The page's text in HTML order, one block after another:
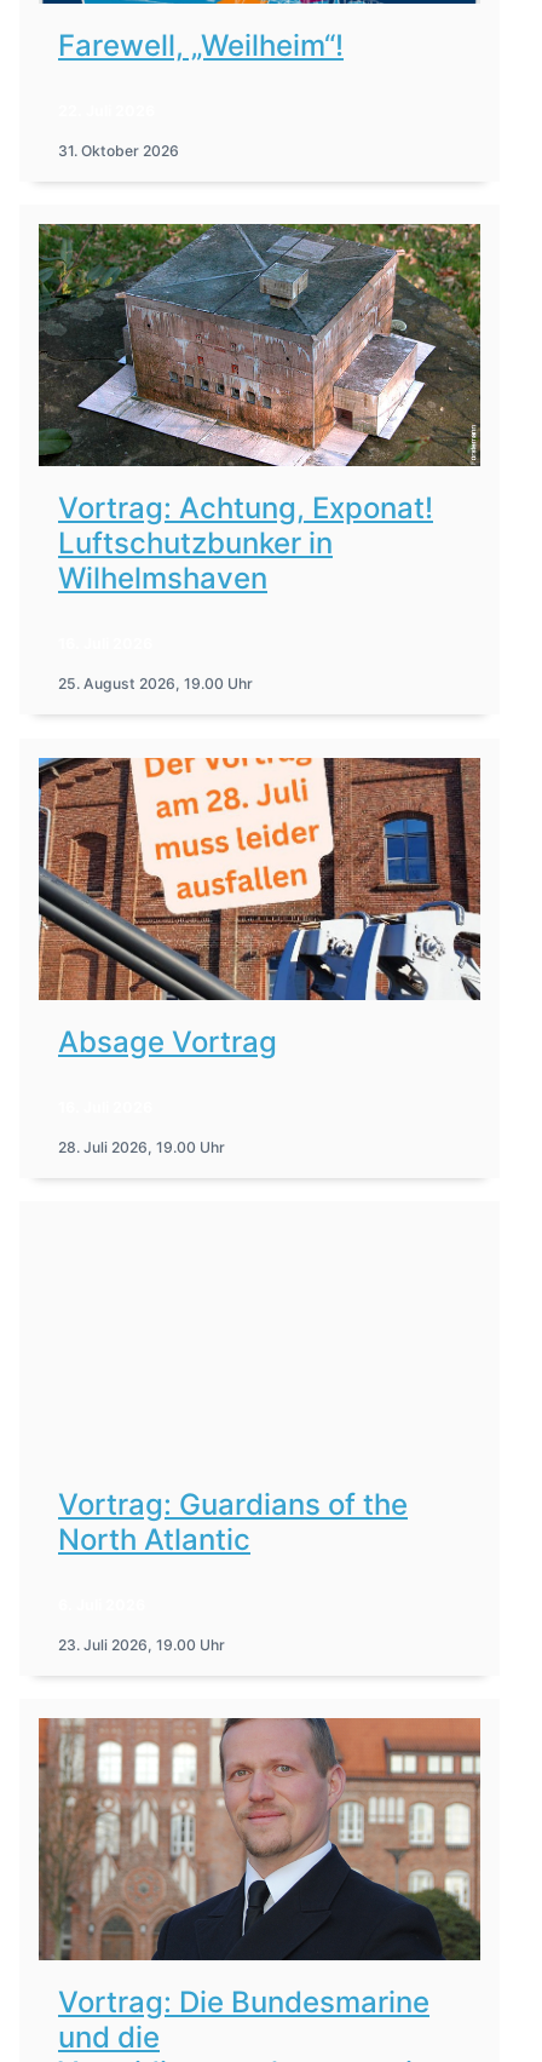
Farewell, „Weilheim“!
31. Oktober 2026
Vortrag: Achtung, Exponat!
Luftschutzbunker in
Wilhelmshaven
25. August 2026, 19.00 Uhr
Absage Vortrag
28. Juli 2026, 19.00 Uhr
Vortrag: Guardians of the
North Atlantic
23. Juli 2026, 19.00 Uhr
Vortrag: Die Bundesmarine
und die